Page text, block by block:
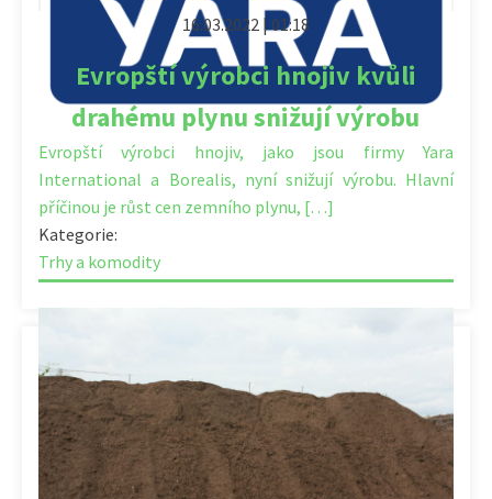
16.03.2022 | 01:18
Evropští výrobci hnojiv kvůli
drahému plynu snižují výrobu
Evropští výrobci hnojiv, jako jsou firmy Yara
International a Borealis, nyní snižují výrobu. Hlavní
příčinou je růst cen zemního plynu, […]
Kategorie:
Trhy a komodity